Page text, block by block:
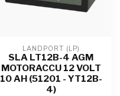
LANDPORT (LP)
SLA LT12B-4 AGM
MOTORACCU 12 VOLT
10 AH (51201 - YT12B-
4)